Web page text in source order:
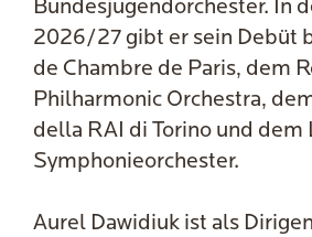
Bundesjugendorchester. In
2026/27 gibt er sein Debüt
de Chambre de Paris, dem
Philharmonic Orchestra,
della RAI di Torino und dem
Symphonieorchester.
Aurel Dawidiuk ist als